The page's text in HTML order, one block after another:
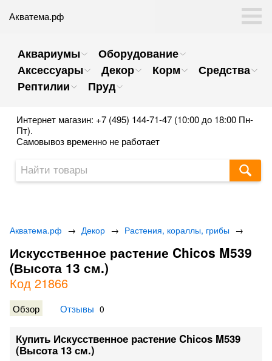
Акватема.рф
Аквариумы
Оборудование
Аксессуары
Декор Корм
Средства
Рептилии
Пруд
Интернет магазин: +7 (495) 144-71-47 (10:00 до 18:00 Пн-
Пт).
Самовывоз временно не работает
Акватема.рф → Декор → Растения, кораллы, грибы →
Искусственное растение Chicos M539
(Высота 13 см.)
Код 21866
Обзор Отзывы 0
Купить Искусственное растение Chicos M539
(Высота 13 см.)